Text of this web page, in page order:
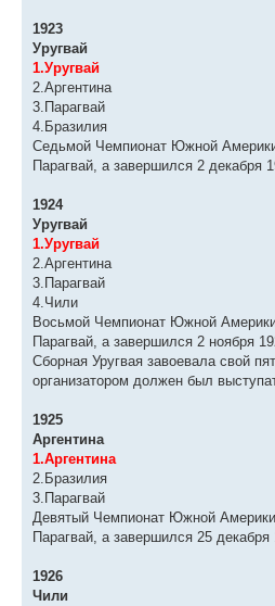
1923
Уругвай
1.Уругвай
2.Аргентина
3.Парагвай
4.Бразилия
Седьмой Чемпионат Южной Америки
Парагвай, а завершился 2 декабря
1924
Уругвай
1.Уругвай
2.Аргентина
3.Парагвай
4.Чили
Восьмой Чемпионат Южной
Парагвай, а завершился 2 ноября
Сборная Уругвая завоевала свой
организатором должен был
1925
Аргентина
1.Аргентина
2.Бразилия
3.Парагвай
Девятый Чемпионат Южной
Парагвай, а завершился 25
1926
Чили